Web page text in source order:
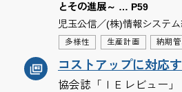
とその進展～ … P59
児玉公信／(株)情報システ
多様性 生産計画 納期管
コストアップに対応
協会誌「ＩＥレビュー」